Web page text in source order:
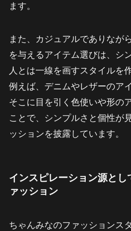
ます。
また、カジュアルでありなが
を与えるアイテム選びは、シ
人とは一線を画すスタイルを
例えば、デニムやレザーのア
そこに目を引く色使いや形の
ことで、シンプルさと個性が
ッションを披露しています。
インスピレーション源とし
ァッション
ちゃんみなのファッションス